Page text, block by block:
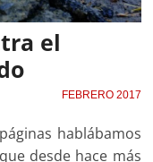
el
FEBRERO 2017
hablábamos
desde hace más